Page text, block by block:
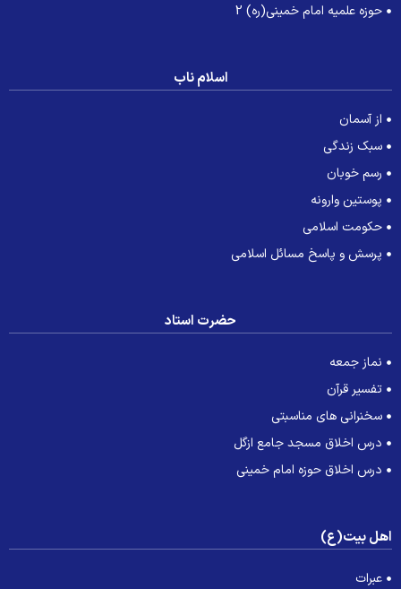
حوزه علمیه امام خمینی(ره) 2
اسلام ناب
از آسمان
سبک زندگی
رسم خوبان
پوستین وارونه
حکومت اسلامی
پرسش و پاسخ مسائل اسلامی
حضرت استاد
نماز جمعه
تفسیر قرآن
سخنرانی های مناسبتی
درس اخلاق مسجد جامع ازگل
درس اخلاق حوزه امام خمینی
بیت(ع)
عبرات